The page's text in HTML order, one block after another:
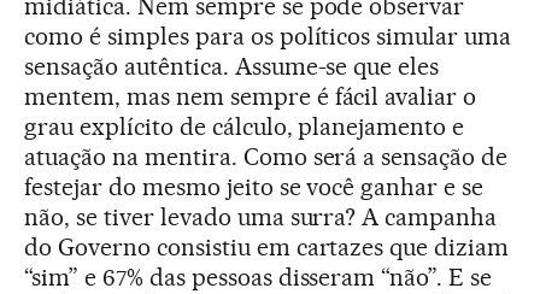
midiática. Nem sempre se pode observar
como é simples para os políticos simular uma
sensação autêntica. Assume-se que eles
mentem, mas nem sempre é fácil avaliar o
grau explícito de cálculo, planejamento e
atuação na mentira. Como será a sensação de
festejar do mesmo jeito se você ganhar e se
não, se tiver levado uma surra? A campanha
do Governo consistiu em cartazes que diziam
“sim” e 67% das pessoas disseram “não”. E se